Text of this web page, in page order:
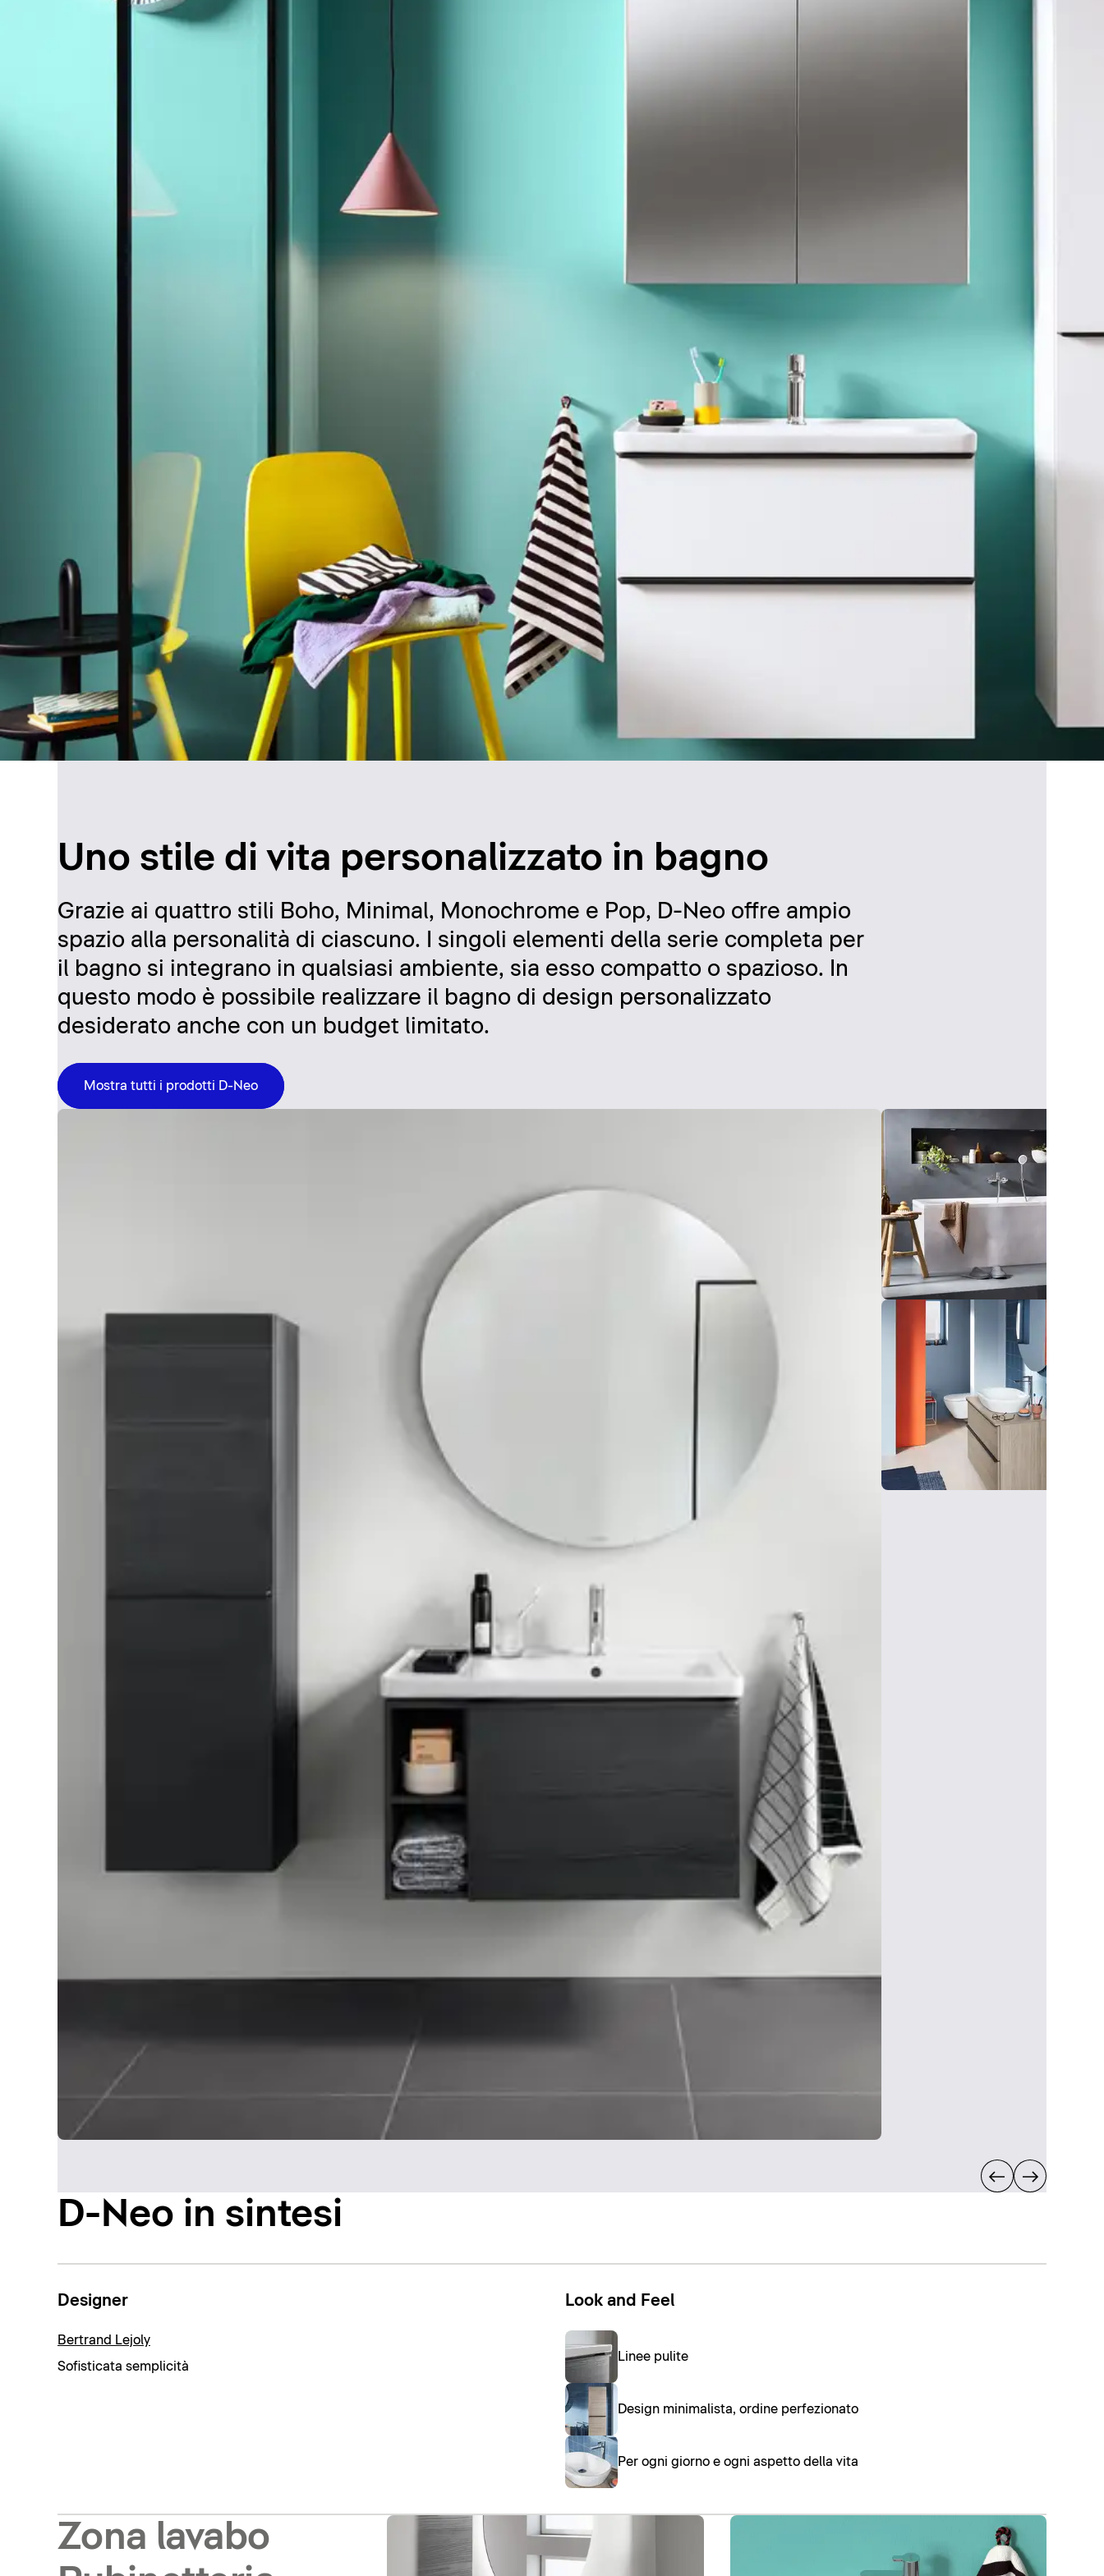
Uno stile di vita personalizzato in bagno
Grazie ai quattro stili Boho, Minimal, Monochrome e Pop, D-Neo offre ampio
spazio alla personalità di ciascuno. I singoli elementi della serie completa per
il bagno si integrano in qualsiasi ambiente, sia esso compatto o spazioso. In
questo modo è possibile realizzare il bagno di design personalizzato
desiderato anche con un budget limitato.
Mostra tutti i prodotti D-Neo
D-Neo in sintesi
Designer
Bertrand Lejoly
Sofisticata semplicità
Look and Feel
Linee pulite
Design minimalista, ordine perfezionato
Per ogni giorno e ogni aspetto della vita
Zona lavabo